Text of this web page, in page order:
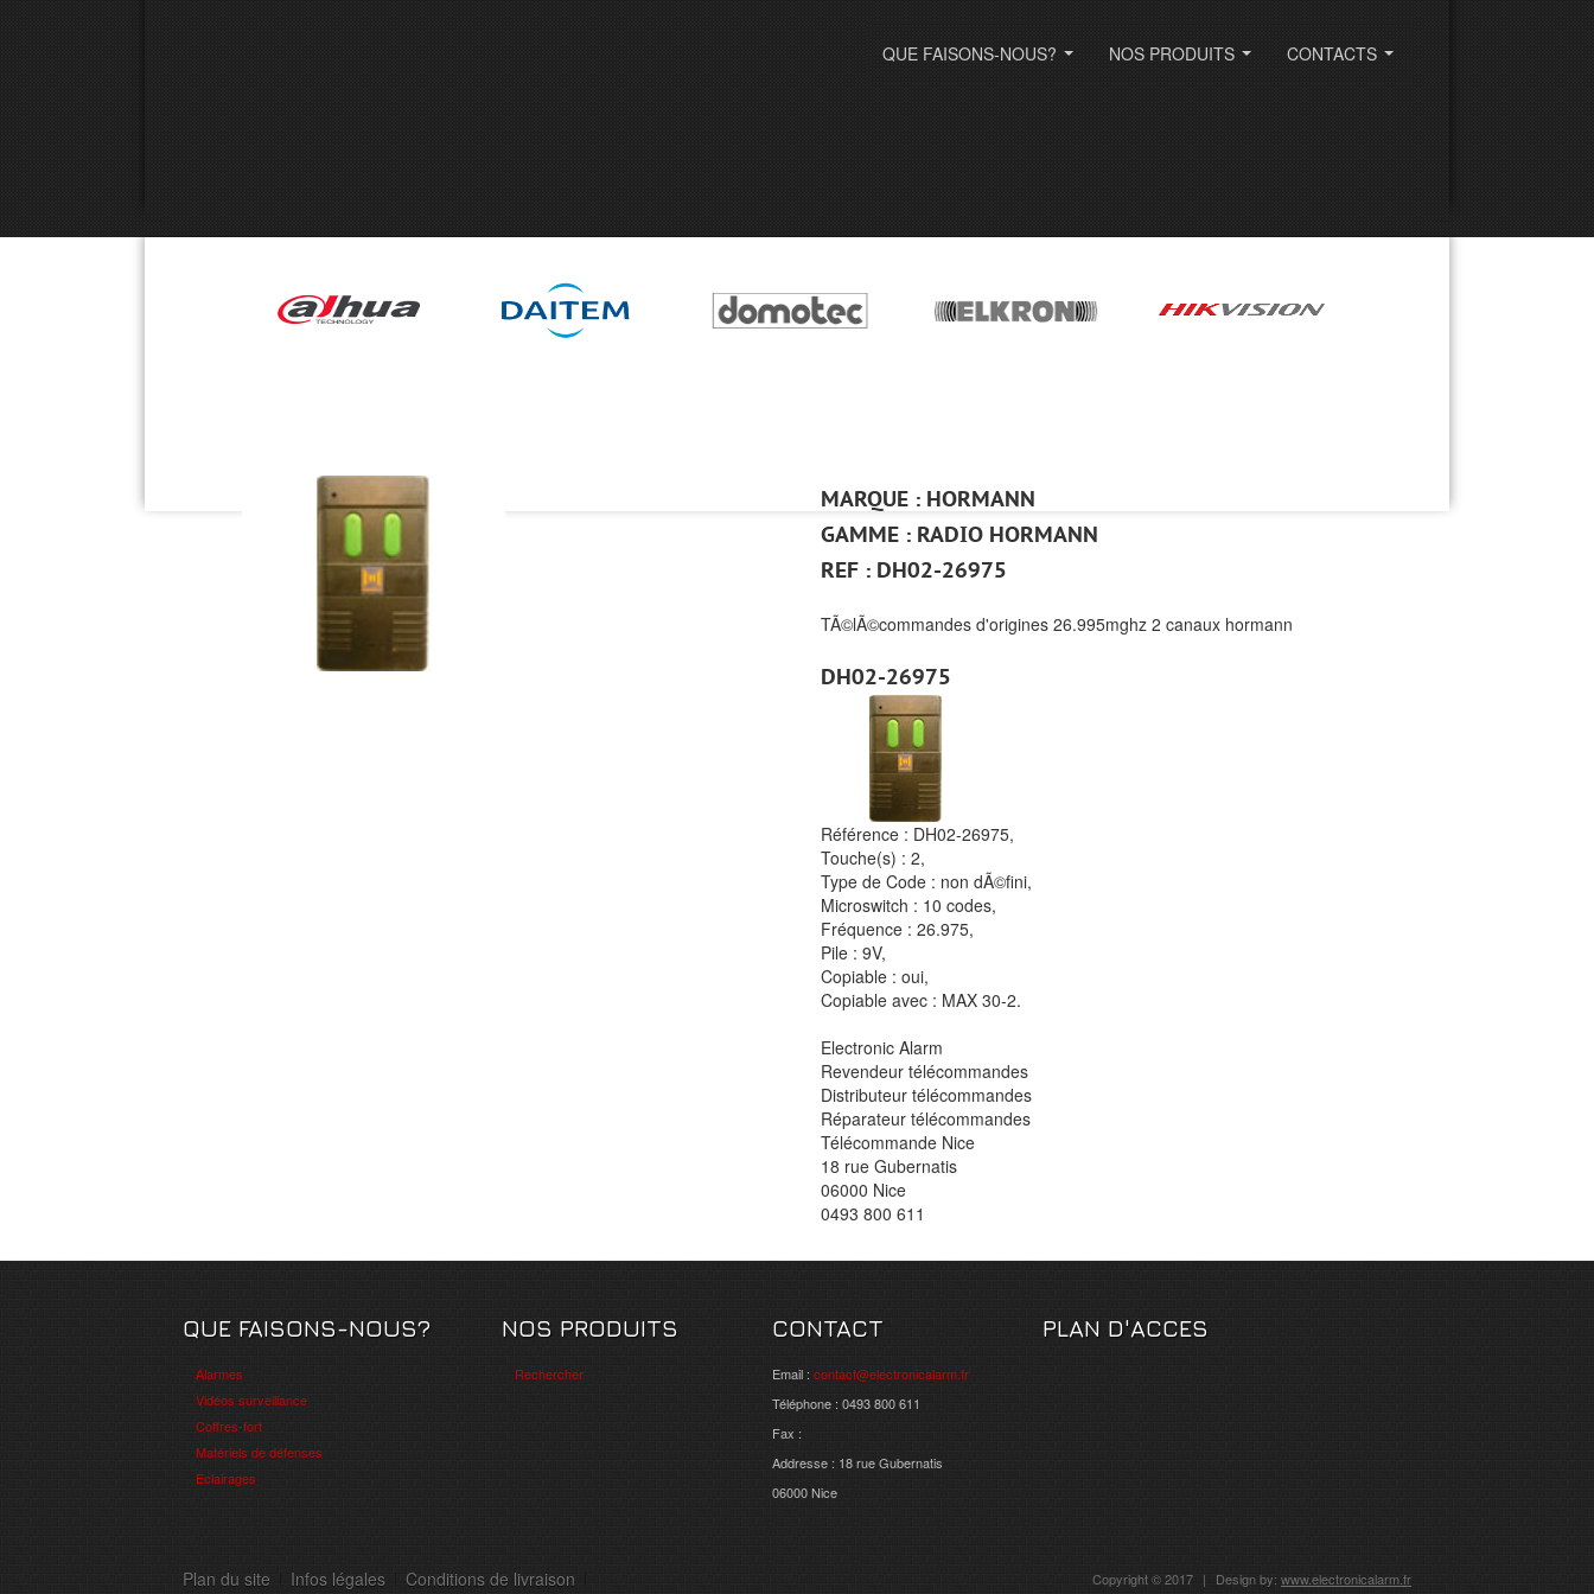
QUE FAISONS-NOUS? NOS PRODUITS CONTACTS
MARQUE : HORMANN
GAMME : RADIO HORMANN
REF : DH02-26975
TÃ©lÃ©commandes d'origines 26.995mghz 2 canaux hormann
DH02-26975
Référence : DH02-26975,
Touche(s) : 2,
Type de Code : non dÃ©fini,
Microswitch : 10 codes,
Fréquence : 26.975,
Pile : 9V,
Copiable : oui,
Copiable avec : MAX 30-2.
Electronic Alarm
Revendeur télécommandes
Distributeur télécommandes
Réparateur télécommandes
Télécommande Nice
18 rue Gubernatis
06000 Nice
0493 800 611
QUE FAISONS-NOUS?
Alarmes
Vidéos surveillance
Coffres-fort
Matériels de défenses
Eclairages
NOS PRODUITS
Rechercher
CONTACT
Email :contact@electronicalarm.fr
Téléphone : 0493 800 611
Fax :
Addresse : 18 rue Gubernatis
06000 Nice
PLAN D'ACCES
Plan du site Infos légales Conditions de livraison Copyright © 2017 | Design by: www.electronicalarm.fr